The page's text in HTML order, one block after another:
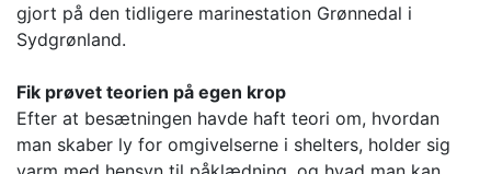
gjort på den tidligere marinestation Grønnedal i
Sydgrønland.
Fik prøvet teorien på egen krop
Efter at besætningen havde haft teori om, hvordan
man skaber ly for omgivelserne i shelters, holder sig